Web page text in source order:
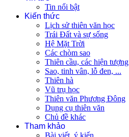
Tin nổi bật
Kiến thức
Lịch sử thiên văn học
Trái Đất và sự sống
Hệ Mặt Trời
Các chòm sao
Thiên cầu, các hiện tượng
Sao, tinh vân, lỗ đen, ...
Thiên hà
Vũ trụ học
Thiên văn Phương Đông
Dụng cụ thiên văn
Chủ đề khác
Tham khảo